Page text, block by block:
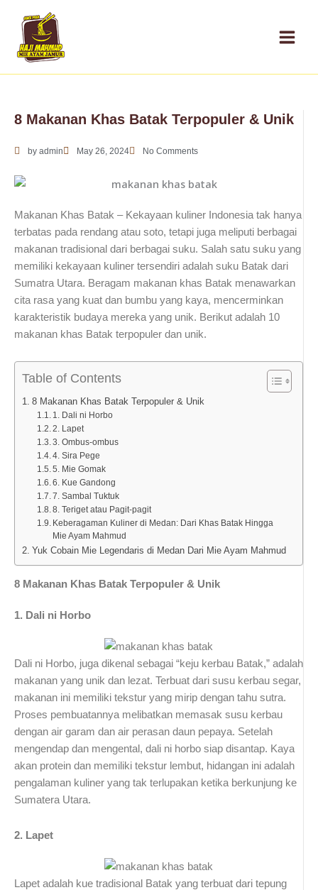
content
8 Makanan Khas Batak Terpopuler & Unik
by admin May 26, 2024 No Comments
Makanan Khas Batak – Kekayaan kuliner Indonesia tak hanya
terbatas pada rendang atau soto, tetapi juga meliputi berbagai
makanan tradisional dari berbagai suku. Salah satu suku yang
memiliki kekayaan kuliner tersendiri adalah suku Batak dari
Sumatra Utara. Beragam makanan khas Batak menawarkan
cita rasa yang kuat dan bumbu yang kaya, mencerminkan
karakteristik budaya mereka yang unik. Berikut adalah 10
makanan khas Batak terpopuler dan unik.
Table of Contents
8 Makanan Khas Batak Terpopuler & Unik
1. Dali ni Horbo
2. Lapet
3. Ombus-ombus
4. Sira Pege
5. Mie Gomak
6. Kue Gandong
7. Sambal Tuktuk
8. Teriget atau Pagit-pagit
Keberagaman Kuliner di Medan: Dari Khas Batak Hingga
Mie Ayam Mahmud
Yuk Cobain Mie Legendaris di Medan Dari Mie Ayam Mahmud
8 Makanan Khas Batak Terpopuler & Unik
1. Dali ni Horbo
Dali ni Horbo, juga dikenal sebagai “keju kerbau Batak,” adalah
makanan yang unik dan lezat. Terbuat dari susu kerbau segar,
makanan ini memiliki tekstur yang mirip dengan tahu sutra.
Proses pembuatannya melibatkan memasak susu kerbau
dengan air garam dan air perasan daun pepaya. Setelah
mengendap dan mengental, dali ni horbo siap disantap. Kaya
akan protein dan memiliki tekstur lembut, hidangan ini adalah
pengalaman kuliner yang tak terlupakan ketika berkunjung ke
Sumatera Utara.
2. Lapet
Lapet adalah kue tradisional Batak yang terbuat dari tepung